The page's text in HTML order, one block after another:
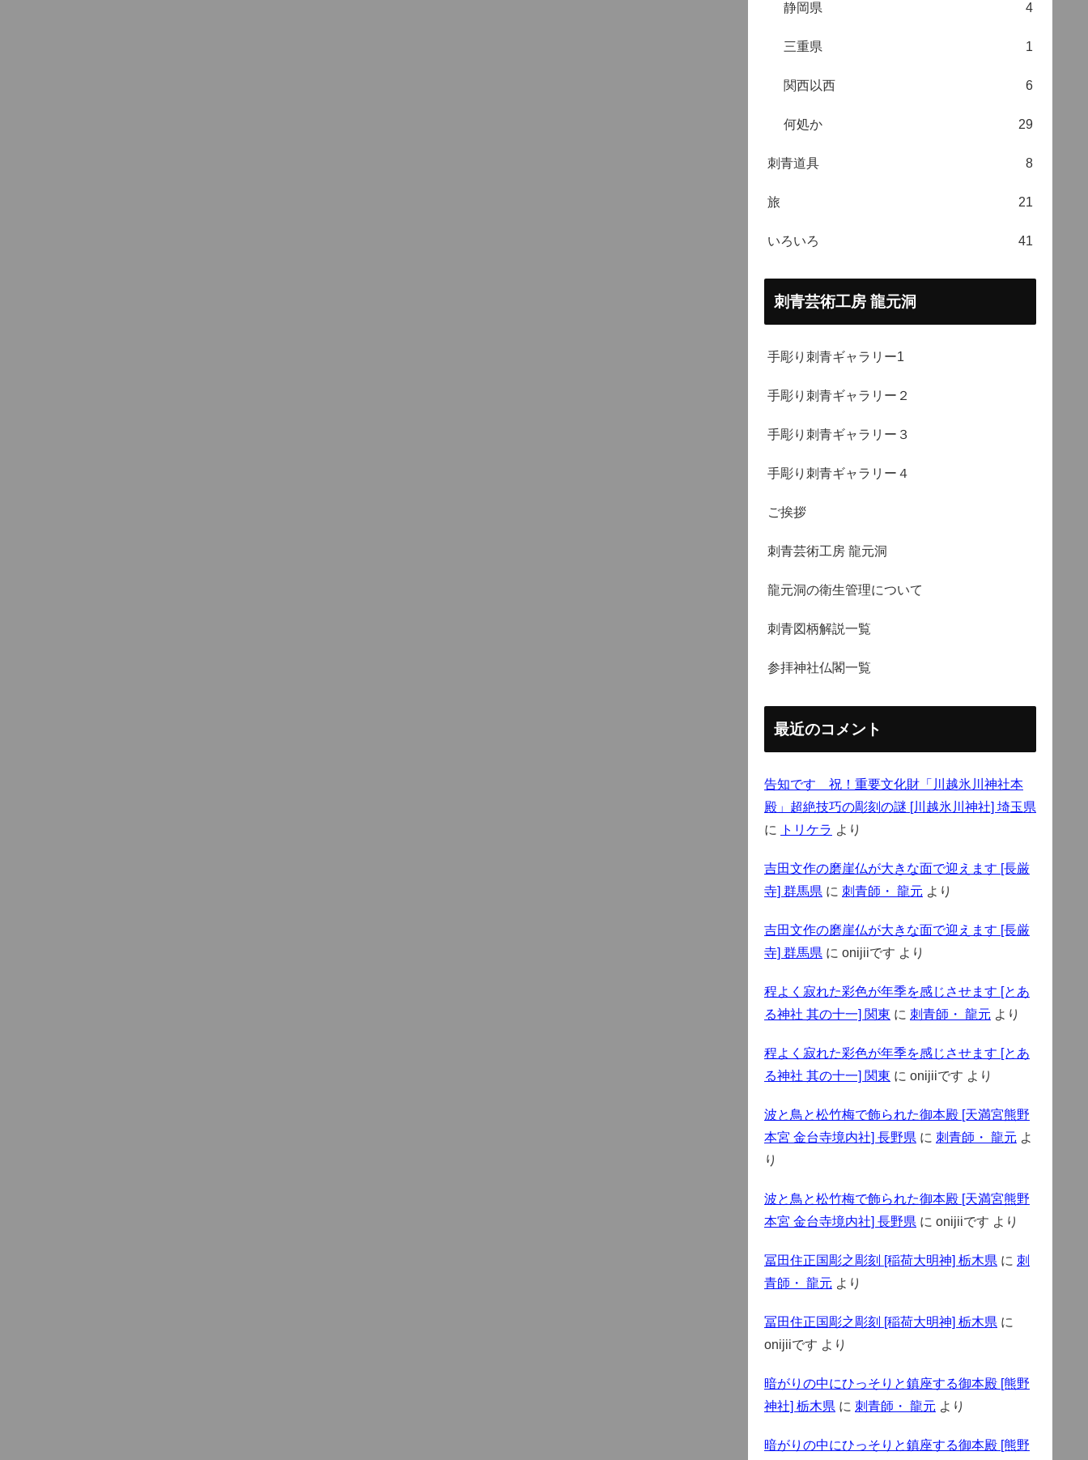
静岡県 4
三重県 1
関西以西 6
何処か 29
刺青道具 8
旅 21
いろいろ 41
刺青芸術工房 龍元洞
手彫り刺青ギャラリー1
手彫り刺青ギャラリー２
手彫り刺青ギャラリー３
手彫り刺青ギャラリー４
ご挨拶
刺青芸術工房 龍元洞
龍元洞の衛生管理について
刺青図柄解説一覧
参拝神社仏閣一覧
最近のコメント
告知です 祝！重要文化財「川越氷川神社本
殿」超絶技巧の彫刻の謎 [川越氷川神社] 埼玉県
に
トリケラ より
吉田文作の磨崖仏が大きな面で迎えます [長厳
寺] 群馬県 に 刺青師・ 龍元 より
吉田文作の磨崖仏が大きな面で迎えます [長厳
寺] 群馬県 に onijiiです より
程よく寂れた彩色が年季を感じさせます [とあ
る神社 其の十一] 関東 に 刺青師・ 龍元 より
程よく寂れた彩色が年季を感じさせます [とあ
る神社 其の十一] 関東 に onijiiです より
波と鳥と松竹梅で飾られた御本殿 [天満宮熊野
本宮 金台寺境内社] 長野県 に 刺青師・ 龍元 よ
り
波と鳥と松竹梅で飾られた御本殿 [天満宮熊野
本宮 金台寺境内社] 長野県 に onijiiです より
冨田住正国彫之彫刻 [稲荷大明神] 栃木県 に 刺
青師・ 龍元 より
冨田住正国彫之彫刻 [稲荷大明神] 栃木県 に
onijiiです より
暗がりの中にひっそりと鎮座する御本殿 [熊野
神社] 栃木県 に 刺青師・ 龍元 より
暗がりの中にひっそりと鎮座する御本殿 [熊野